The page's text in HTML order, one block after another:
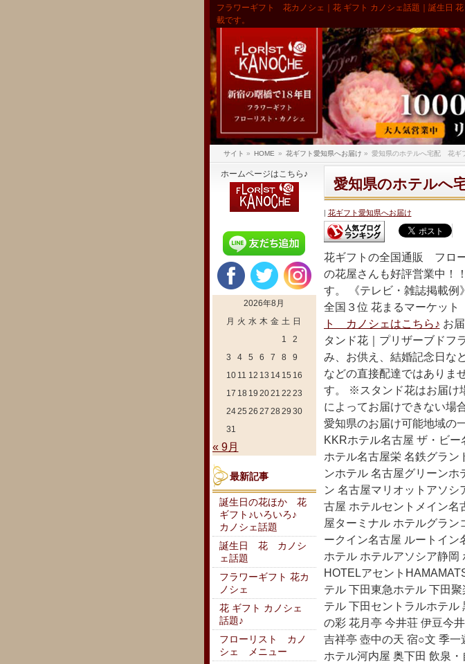
フラワーギフト 花カノシェ｜花 ギフト カノシェ話題｜誕生日
載です。
サイト » HOME » 花ギフト愛知県へお届け » 愛知県のホテルへ宅配 花ギ
愛知県のホテルへ
花ギフト愛知県へお届け
花ギフトの全国通販 フロ
の花屋さんも好評営業中！
す。 《テレビ・雑誌掲載例
全国３位 花まるマーケッ
ト カノシェはこちら♪ お
タンド花｜プリザーブドフ
み、お供え、結婚記念日な
などの直接配達ではありま
す。 ※スタンド花はお届け
によってお届けできない場
愛知県のお届け可能地域の
KKRホテル名古屋 ザ・ビ
ホテル名古屋栄 名鉄グラン
ンホテル 名古屋グリーンホ
ン 名古屋マリオットアソシ
古屋 ホテルセントメイン名
屋ターミナル ホテルグラ
ークイン名古屋 ルートイン
ホテル ホテルアソシア静岡
HOTELアセント
テル 下田東急ホテル 下田
テル 下田セントラルホテル
の彩 花月亭 今井荘 伊豆今
吉祥亭 壺中の天 宿○文 季
ホテル河内屋 奥下田 飲泉
ホームページはこちら♪
2026年8月
月 火 水 木 金 土 日
1
2
3
4 5 6 7 8
9
10 11 12 13 14 15 16
17 18 19 2021 22 23
2425 26 27 28 29 30
31
« 9月
最新記事
誕生日の花ほか 花
ギフト♪いろいろ♪
カノシェ話題
誕生日 花 カノシ
ェ話題
フラワーギフト 花カ
ノシェ
花 ギフト カノシェ
話題♪
フローリスト カノ
シェ メニュー